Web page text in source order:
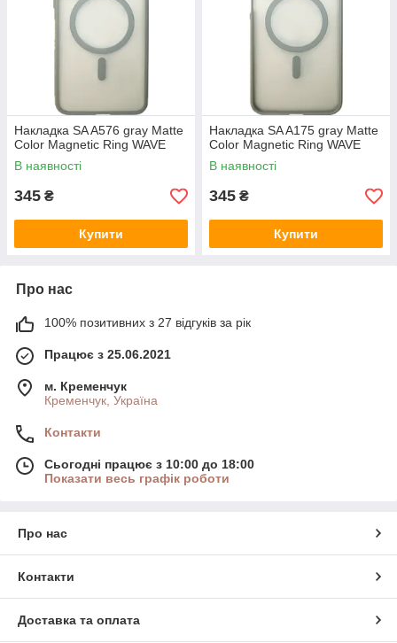
Накладка SA A576 gray Matte
Color Magnetic Ring WAVE
В наявності
345 ₴
Купити
Накладка SA A175 gray Matte
Color Magnetic Ring WAVE
В наявності
345 ₴
Купити
Про нас
100% позитивних з 27 відгуків за рік
Працює з 25.06.2021
м. Кременчук
Кременчук, Україна
Контакти
Сьогодні працює з 10:00 до 18:00
Показати весь графік роботи
Про нас
Контакти
Доставка та оплата